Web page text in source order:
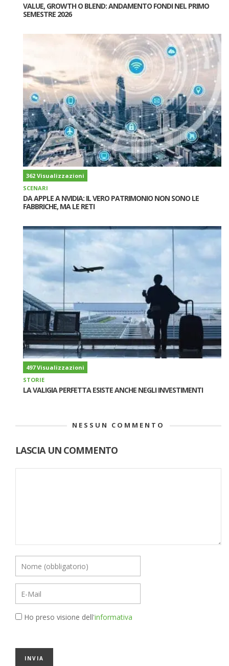
VALUE, GROWTH O BLEND: ANDAMENTO FONDI NEL PRIMO
SEMESTRE 2026
362 Visualizzazioni
SCENARI
DA APPLE A NVIDIA: IL VERO PATRIMONIO NON SONO LE
FABBRICHE, MA LE RETI
497 Visualizzazioni
STORIE
LA VALIGIA PERFETTA ESISTE ANCHE NEGLI INVESTIMENTI
NESSUN COMMENTO
LASCIA UN COMMENTO
Ho preso visione dell'informativa